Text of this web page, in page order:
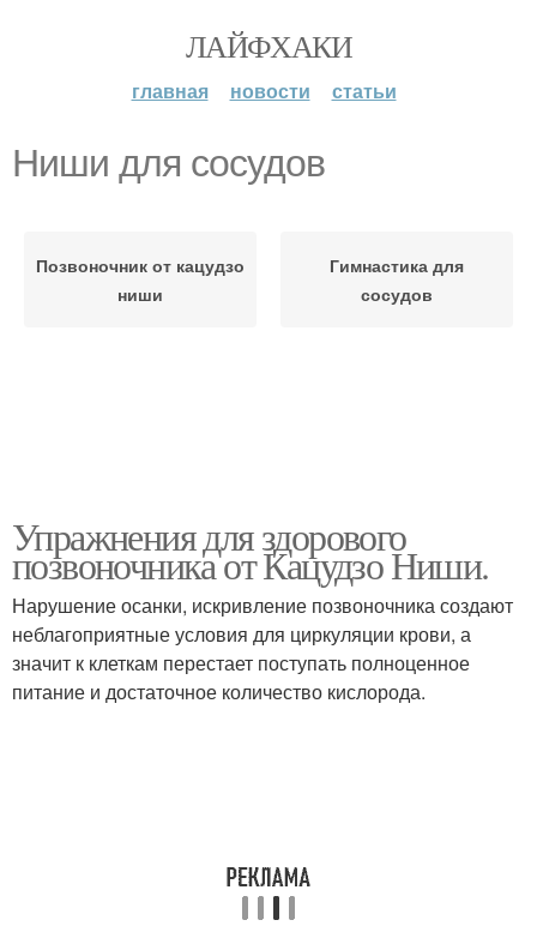
ЛАЙФХАКИ
главная новости статьи
Ниши для сосудов
Позвоночник от кацудзо
ниши
Гимнастика для
сосудов
Упражнения для здорового
позвоночника от Кацудзо Ниши.
Нарушение осанки, искривление позвоночника создают
неблагоприятные условия для циркуляции крови, а
значит к клеткам перестает поступать полноценное
питание и достаточное количество кислорода.